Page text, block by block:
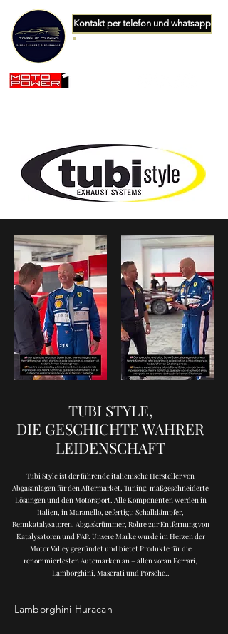
Kontakt per telefon und whatsapp
TUBI STYLE,
DIE GESCHICHTE WAHRER
LEIDENSCHAFT
Tubi Style ist der führende italienische Hersteller von
Abgasanlagen für den Aftermarket, Tuning, maßgeschneiderte
Lösungen und den Motorsport. Alle Komponenten werden in
Italien, in Maranello, gefertigt: Schalldämpfer,
Rennkatalysatoren, Abgaskrümmer, Rohre zur Entfernung von
Katalysatoren und FAP. Unsere Marke wurde im Herzen der
Motor Valley gegründet und bietet Produkte für die
renommiertesten Automarken an – allen voran Ferrari,
Lamborghini, Maserati und Porsche..
Lamborghini Huracan